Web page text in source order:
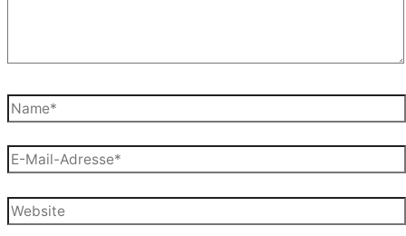
Name*
E-
Mail-
Adresse*
Website